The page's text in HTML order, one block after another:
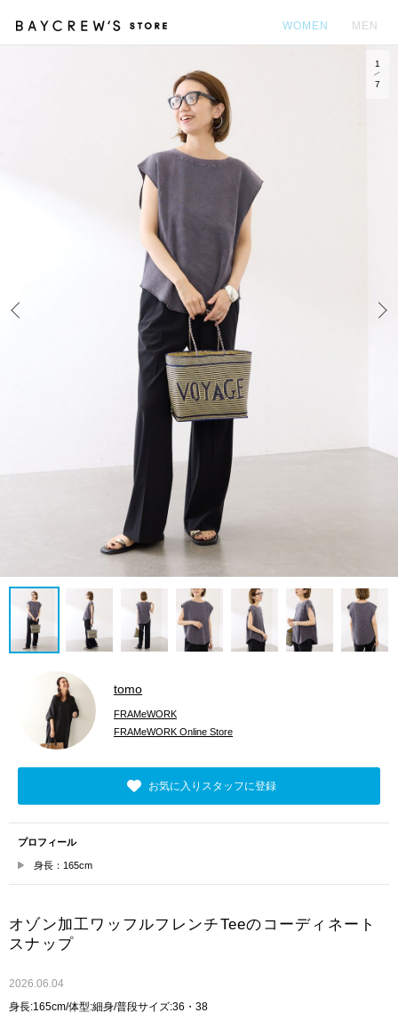
WOMEN MEN
1
7
tomo
FRAMeWORK
FRAMeWORK Online Store
お気に入りスタッフに登録
プロフィール
身長：165cm
オゾン加工ワッフルフレンチTeeのコーディネート
スナップ
2026.06.04
身長:165cm/体型:細身/普段サイズ:36・38